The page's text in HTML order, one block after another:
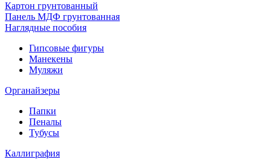
Картон грунтованный
Панель МДФ грунтованная
Наглядные пособия
Гипсовые фигуры
Манекены
Муляжи
Органайзеры
Папки
Пеналы
Тубусы
Каллиграфия